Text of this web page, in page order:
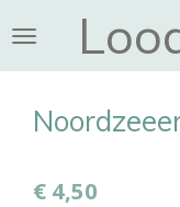
direct
naar
hoofdinhoud
€ 4,50